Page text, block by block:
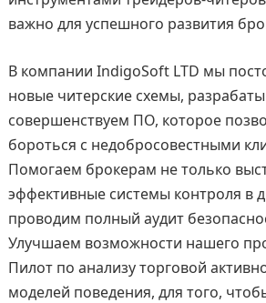
важно для успешного развития
В компании IndigoSoft LTD мы
новые читерские схемы,
совершенствуем ПО, которое
бороться с недобросовестными
Помогаем брокерам не только
эффективные системы контроля в
проводим полный аудит
Улучшаем возможности нашего
Пилот по анализу торговой
моделей поведения, для того,